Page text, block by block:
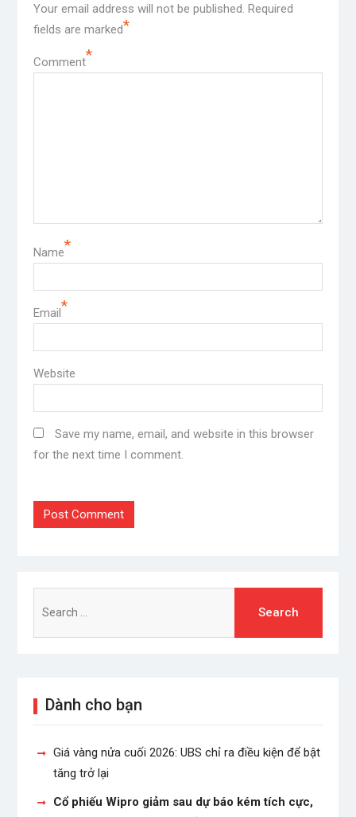
Your email address will not be published. Required
fields are marked*
Comment*
Name*
Email*
Website
Save my name, email, and website in this browser
for the next time I comment.
for:
Dành cho bạn
Giá vàng nửa cuối 2026: UBS chỉ ra điều kiện để bật
tăng trở lại
Cổ phiếu Wipro giảm sau dự báo kém tích cực,